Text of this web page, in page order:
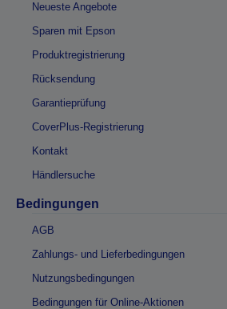
Neueste Angebote
Sparen mit Epson
Produktregistrierung
Rücksendung
Garantieprüfung
CoverPlus-Registrierung
Kontakt
Händlersuche
Bedingungen
AGB
Zahlungs- und Lieferbedingungen
Nutzungsbedingungen
Bedingungen für Online-Aktionen